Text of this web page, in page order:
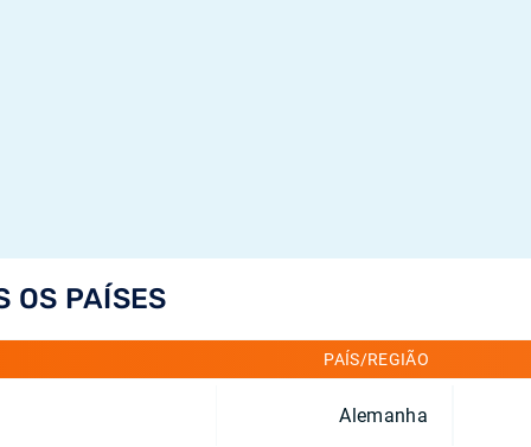
OS PAÍSES
PAÍS/REGIÃO
Alemanha